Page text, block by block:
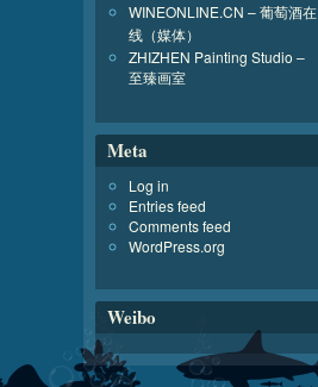
WINEONLINE.CN – 葡萄酒在
线（媒体）
ZHIZHEN Painting Studio –
至臻画室
Meta
Log in
Entries feed
Comments feed
WordPress.org
Weibo